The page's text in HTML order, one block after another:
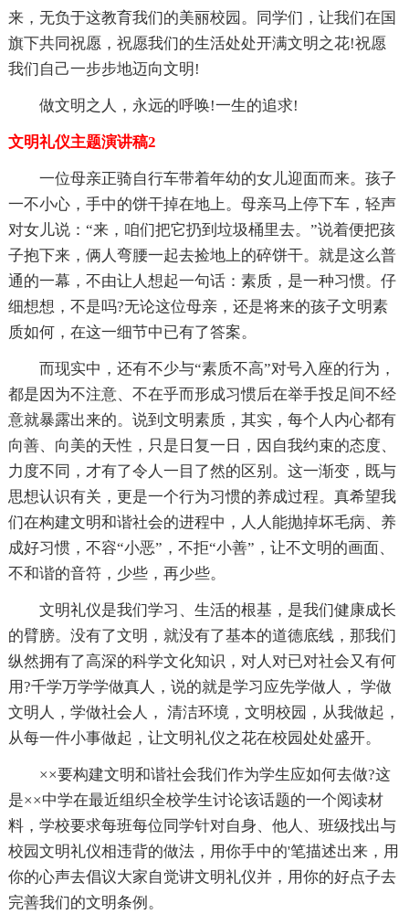
来，无负于这教育我们的美丽校园。同学们，让我们在国
旗下共同祝愿，祝愿我们的生活处处开满文明之花!祝愿
我们自己一步步地迈向文明!
做文明之人，永远的呼唤!一生的追求!
文明礼仪主题演讲稿2
一位母亲正骑自行车带着年幼的女儿迎面而来。孩子
一不小心，手中的饼干掉在地上。母亲马上停下车，轻声
对女儿说：“来，咱们把它扔到垃圾桶里去。”说着便把孩
子抱下来，俩人弯腰一起去捡地上的碎饼干。就是这么普
通的一幕，不由让人想起一句话：素质，是一种习惯。仔
细想想，不是吗?无论这位母亲，还是将来的孩子文明素
质如何，在这一细节中已有了答案。
而现实中，还有不少与“素质不高”对号入座的行为，
都是因为不注意、不在乎而形成习惯后在举手投足间不经
意就暴露出来的。说到文明素质，其实，每个人内心都有
向善、向美的天性，只是日复一日，因自我约束的态度、
力度不同，才有了令人一目了然的区别。这一渐变，既与
思想认识有关，更是一个行为习惯的养成过程。真希望我
们在构建文明和谐社会的进程中，人人能抛掉坏毛病、养
成好习惯，不容“小恶”，不拒“小善”，让不文明的画面、
不和谐的音符，少些，再少些。
文明礼仪是我们学习、生活的根基，是我们健康成长
的臂膀。没有了文明，就没有了基本的道德底线，那我们
纵然拥有了高深的科学文化知识，对人对已对社会又有何
用?千学万学学做真人，说的就是学习应先学做人， 学做
文明人，学做社会人， 清洁环境，文明校园，从我做起，
从每一件小事做起，让文明礼仪之花在校园处处盛开。
××要构建文明和谐社会我们作为学生应如何去做?这
是××中学在最近组织全校学生讨论该话题的一个阅读材
料，学校要求每班每位同学针对自身、他人、班级找出与
校园文明礼仪相违背的做法，用你手中的'笔描述出来，用
你的心声去倡议大家自觉讲文明礼仪并，用你的好点子去
完善我们的文明条例。